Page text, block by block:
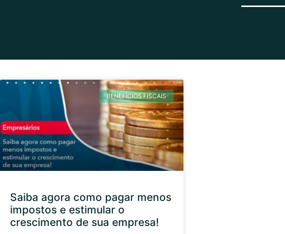
BENEFÍCIOS FISCAIS
Saiba agora como pagar menos
impostos e estimular o
crescimento de sua empresa!